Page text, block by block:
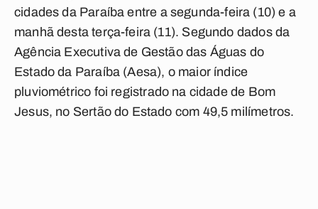
cidades daParaíba entre a segunda-feira (10) e a
manhã desta terça-feira (11). Segundo dados da
Agência Executiva de Gestão das Águas do
Estado da Paraíba (Aesa), o maior índice
pluviométrico foi registrado na cidade de Bom
Jesus, no Sertão do Estado com 49,5 milímetros.